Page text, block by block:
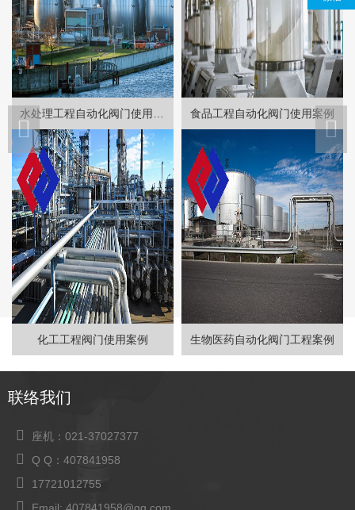
食品工程自动化阀门使用案例
化工工程阀门使用案例 生物医药自动化阀门工程案例
联络我们
座机：021-37027377
Q Q：407841958
17721012755